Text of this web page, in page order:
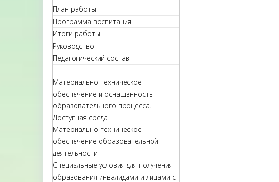
План работы
Программа воспитания
Итоги работы
Руководство
Педагогический состав
Материально-техническое
обеспечение и оснащенность
образовательного процесса.
Доступная среда
Материально-техническое
обеспечение образовательной
деятельности
Специальные условия для получения
образования инвалидами и лицами с